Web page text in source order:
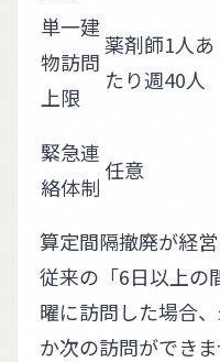
単一建
物訪問
上限
薬剤師1人あ
たり週40人
緊急連
絡体制
任意
算定間隔撤廃が経
従来の「6日以上の
曜に訪問した場合
か次の訪問ができ